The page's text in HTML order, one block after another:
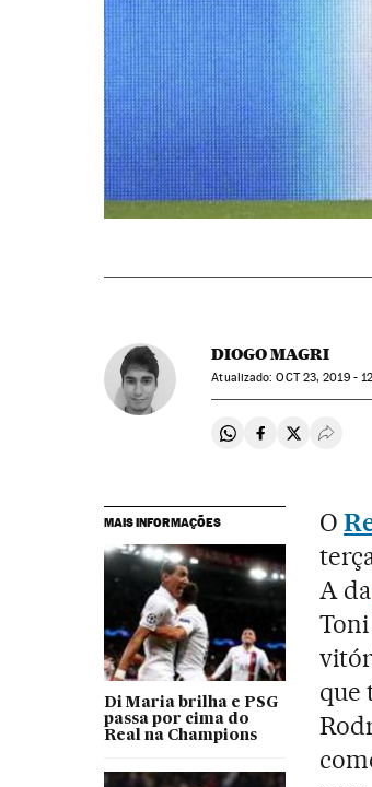
DIOGO MAGRI
atualizado: OCT23, 2019 -
Compartir en
Compartir en
Compartir
MAIS INFORMAÇÕES
Di Maria brilha e PSG
passa por cima do
Real na Champions
O
A
que